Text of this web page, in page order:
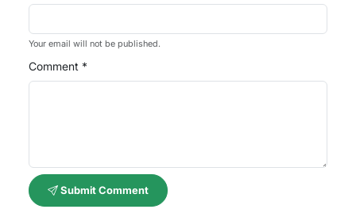
Your email will not be published.
Comment *
Submit Comment